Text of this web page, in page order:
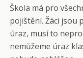
Škola má pro
pojištění. Žáci jsou
úraz, musí to
nemůžeme úraz